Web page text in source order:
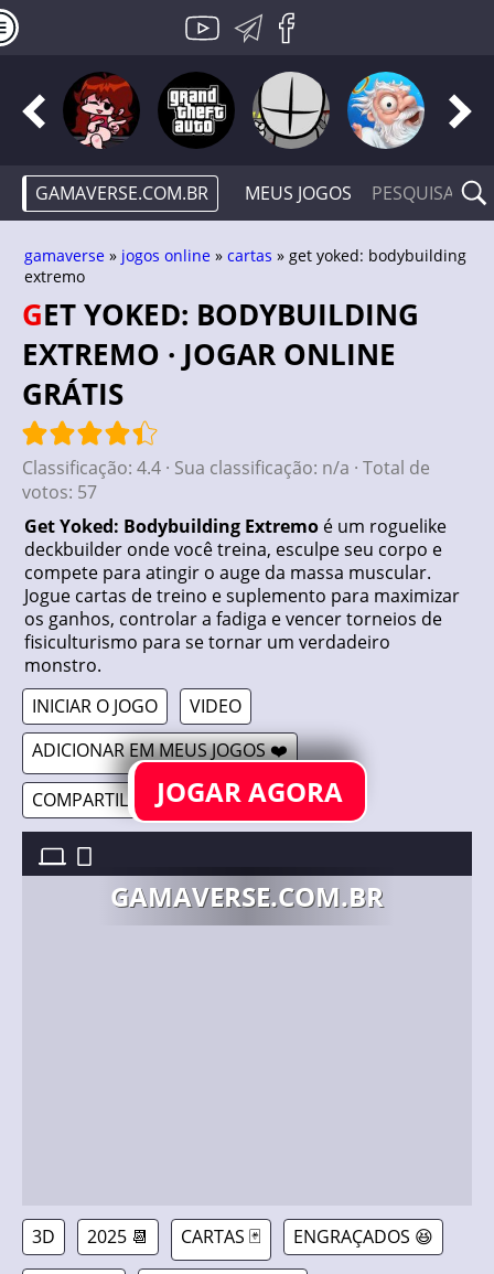
GAMAVERSE.COM.BR MEUS JOGOS
gamaverse » jogos online » cartas » get yoked: bodybuilding
extremo
GET YOKED: BODYBUILDING
EXTREMO · JOGAR ONLINE
GRÁTIS
Classificação: 4.4 · Sua classificação: n/a · Total de
votos: 57
Get Yoked: Bodybuilding Extremo é um roguelike
deckbuilder onde você treina, esculpe seu corpo e
compete para atingir o auge da massa muscular.
Jogue cartas de treino e suplemento para maximizar
os ganhos, controlar a fadiga e vencer torneios de
fisiculturismo para se tornar um verdadeiro
monstro.
INICIAR O JOGO
VIDEO
ADICIONAR EM MEUS JOGOS ❤️
COMPARTILHAR 🔗JOGAR AGORA
GAMAVERSE.COM.BR
GET YOKED: EXTREME BODYBUILDING //
3D 2025 📆 CARTAS 🃏 ENGRAÇADOS 😆